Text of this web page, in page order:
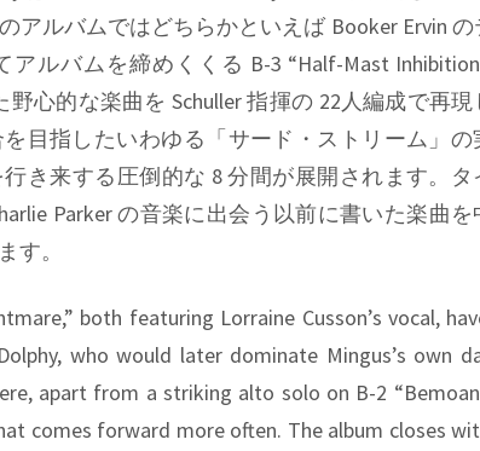
アルバムではどちらかといえば Booker Ervin の
ルバムを締めくくる B-3 “Half-Mast
心的な楽曲を Schuller 指揮の 22人編成で再現
目指したいわゆる「サード・ストリーム」の
き来する圧倒的な 8 分間が展開されます。タ
Parker の音楽に出会う以前に書いた楽曲
す。
both featuring Lorraine Cusson’s vocal,
who would later dominate Mingus’s own
apart from a striking alto solo on B-2
comes forward more often. The album closes